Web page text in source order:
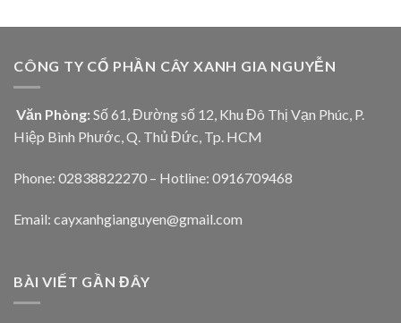
CÔNG TY CỔ PHẦN CÂY XANH GIA NGUYỄN
Văn Phòng: Số 61, Đường số 12, Khu Đô Thị Vạn Phúc, P.
Hiệp Bình Phước, Q. Thủ Đức, Tp. HCM
Phone: 02838822270 – Hotline: 0916709468
Email: cayxanhgianguyen@gmail.com
BÀI VIẾT GẦN ĐÂY